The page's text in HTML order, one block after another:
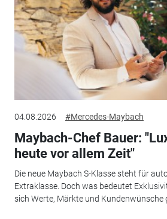
04.08.2026 #Mercedes-Maybach
Maybach-Chef Bauer:
heute vor allem Zeit"
Die neue Maybach S-Klasse steht für
Extraklasse. Doch was bedeutet
sich Werte, Märkte und Kundenwünsche